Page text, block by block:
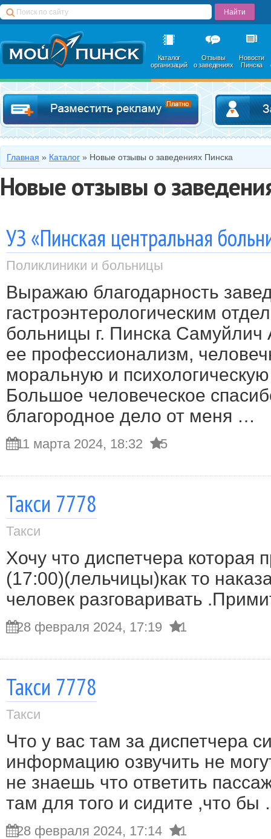
Каталог
организаций
Отзывы
о заведениях
Новости
Пинска
Добавить в
Главная » Каталог » Новые отзывы о заведениях Пинска
Новые отзывы о
УЗ «Пинская центральная
Поликлиники и больницы
Выражаю благодарность
гастроэнтерологическим
больницы г. Пинска
ее профессионализм,
моральную и
Большое человеческое
благородное дело от меня …
11 марта 2024, 18:32 5
Такси 7778
Такси
Хочу что диспетчера которая
(17:00)(лельчицы)как то
человек разговаривать
28 февраля 2024, 17:19 1
Такси 7778
Такси
Что у вас там за диспетчера
информацию озвучить не
не знаешь что ответить
там для того и сидите ,что бы
28 февраля 2024, 17:14 1